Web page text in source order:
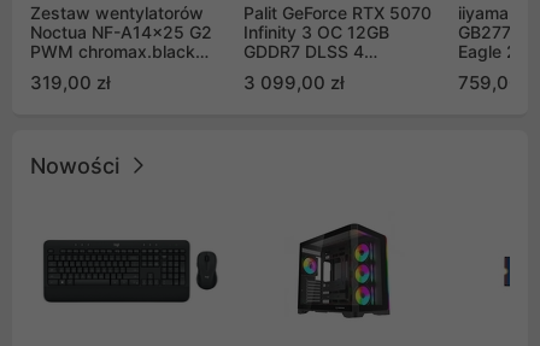
Zestaw wentylatorów
Noctua NF-A14x25 G2
PWM chromax.black
Push Pull (2szt)
319,00 zł
Palit GeForce RTX 5070
Infinity 3 OC 12GB
GDDR7 DLSS 4
GB2050S)
3 099,00 zł
iiyama G-
Eagle 27"
759,00 zł
Nowości